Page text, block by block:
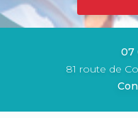
07
81 route de